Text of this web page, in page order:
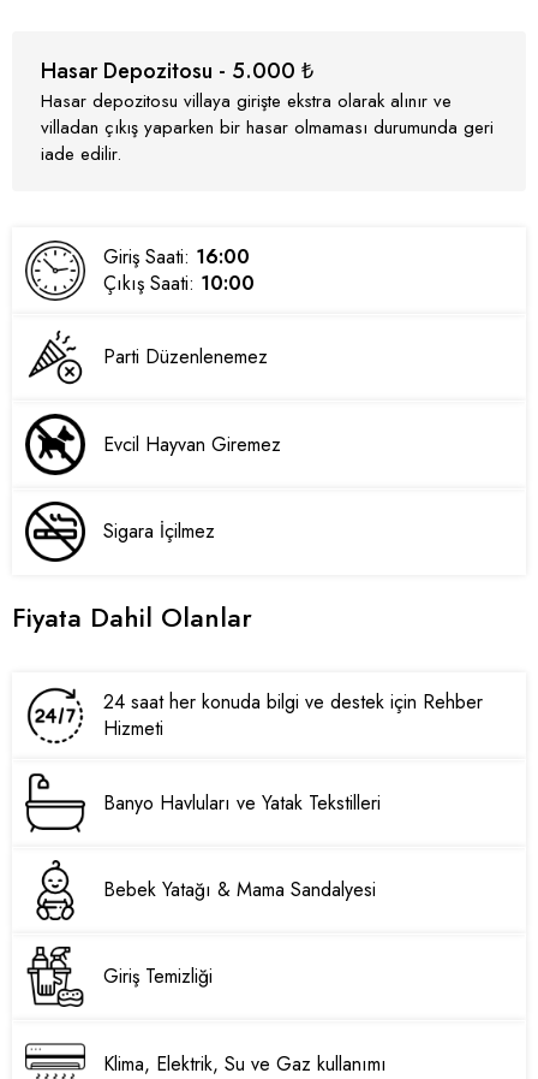
Hasar Depozitosu - 5.000 ₺
Hasar depozitosu villaya girişte ekstra olarak alınır ve
villadan çıkış yaparken bir hasar olmaması durumunda geri
iade edilir.
Giriş Saati: 16:00
Çıkış Saati: 10:00
Parti Düzenlenemez
Evcil Hayvan Giremez
Sigara İçilmez
Fiyata Dahil Olanlar
24 saat her konuda bilgi ve destek için Rehber
Hizmeti
Banyo Havluları ve Yatak Tekstilleri
Bebek Yatağı & Mama Sandalyesi
Giriş Temizliği
Klima, Elektrik, Su ve Gaz kullanımı